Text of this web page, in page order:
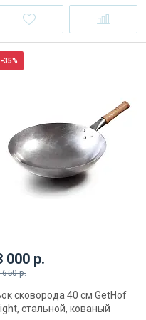
000 р.
650 р.
сковорода 40 см GetHof
стальной, кованый
-35%